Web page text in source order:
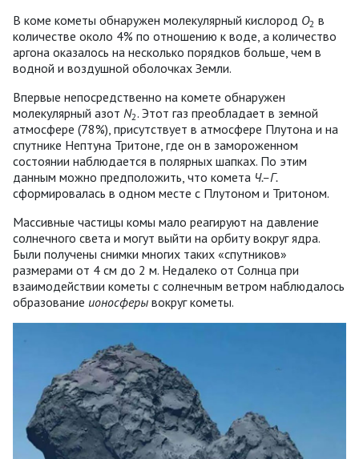
В коме кометы обнаружен молекулярный кислород О2 в
количестве около 4% по отношению к воде, а количество
аргона оказалось на несколько порядков больше, чем в
водной и воздушной оболочках Земли.
Впервые непосредственно на комете обнаружен
молекулярный азот N2 . Этот газ преобладает в земной
атмосфере (78%), присутствует в атмосфере Плутона и на
спутнике Нептуна Тритоне, где он в замороженном
состоянии наблюдается в полярных шапках. По этим
данным можно предположить, что комета Ч.–Г.
сформировалась в одном месте с Плутоном и Тритоном.
Массивные частицы комы мало реагируют на давление
солнечного света и могут выйти на орбиту вокруг ядра.
Были получены снимки многих таких «спутников»
размерами от 4 см до 2 м. Недалеко от Солнца при
взаимодействии кометы с солнечным ветром наблюдалось
образование ионосферы вокруг кометы.